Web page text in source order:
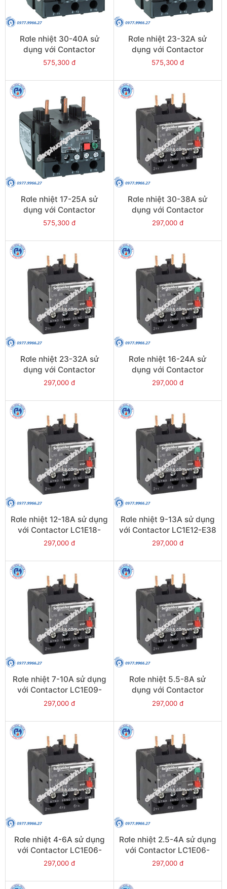
Rơle nhiệt 30-40A sử
dụng với Contactor
LC1E40-E95 - Model
575,300 đ
Rơle nhiệt 23-32A sử
dụng với Contactor
LC1E40-E95 - Model
575,300 đ
Rơle nhiệt 17-25A sử
dụng với Contactor
LC1E40-E95 - Model
575,300 đ
Rơle nhiệt 30-38A sử
dụng với Contactor
LC1E38 - Model LRE35
297,000 đ
Rơle nhiệt 23-32A sử
dụng với Contactor
LC1E25-E38 - Model
297,000 đ
Rơle nhiệt 16-24A sử
dụng với Contactor
LC1E25-E38 - Model
297,000 đ
Rơle nhiệt 12-18A sử dụng
với Contactor LC1E18-
E38 - Model LRE21
297,000 đ
Rơle nhiệt 9-13A sử dụng
với Contactor LC1E12-E38
- Model LRE16
297,000 đ
Rơle nhiệt 7-10A sử dụng
với Contactor LC1E09-
E38 - Model LRE14
297,000 đ
Rơle nhiệt 5.5-8A sử
dụng với Contactor
LC1E09-E38 - Model
297,000 đ
Rơle nhiệt 4-6A sử dụng
với Contactor LC1E06-
E38 - Model LRE10
297,000 đ
Rơle nhiệt 2.5-4A sử dụng
với Contactor LC1E06-
E38 - Model LRE08
297,000 đ